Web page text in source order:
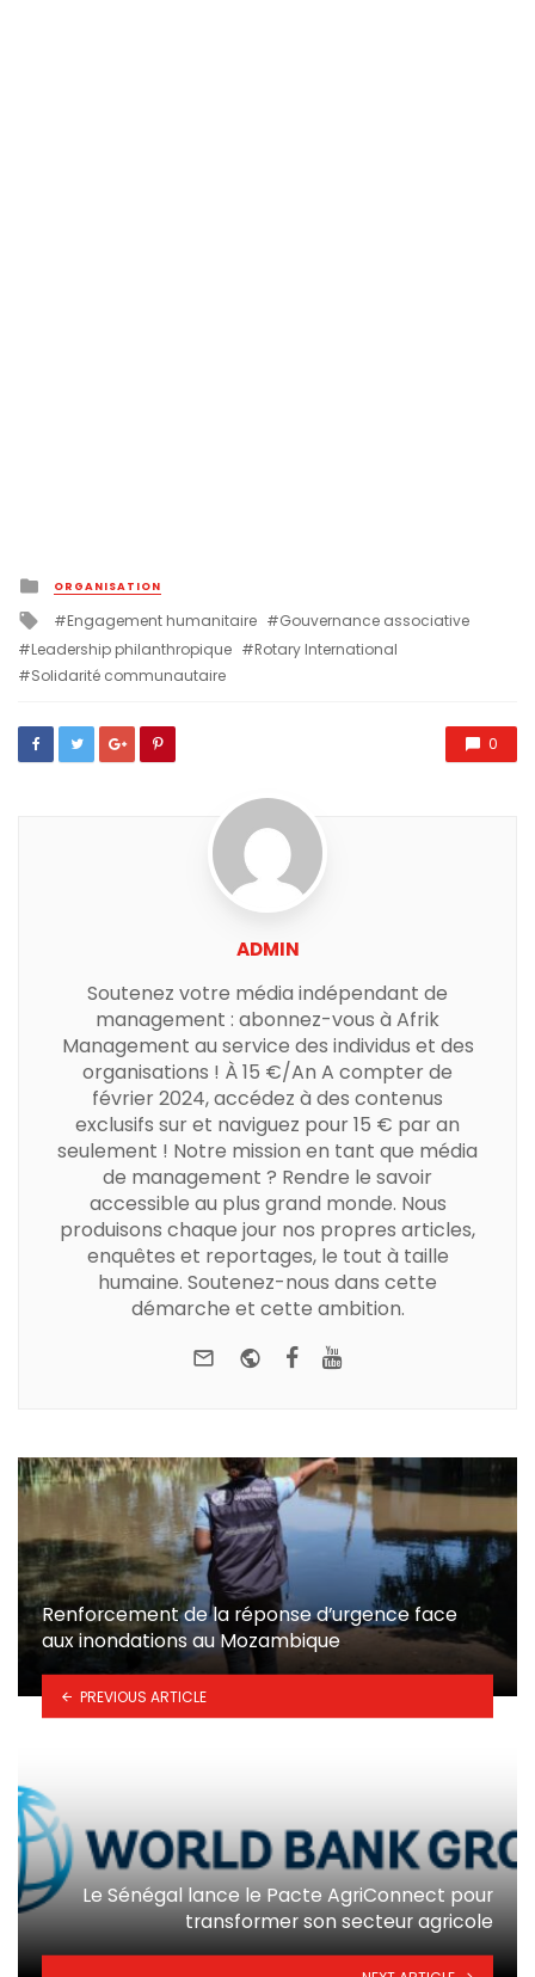
Posted
in
ORGANISATION
Tagged
with
Engagement humanitaire
Gouvernance associative
Leadership philanthropique
Rotary International
Solidarité communautaire
0
ADMIN
Soutenez votre média indépendant de
management : abonnez-vous à Afrik
Management au service des individus et des
organisations ! À 15 €/An A compter de
février 2024, accédez à des contenus
exclusifs sur et naviguez pour 15 € par an
seulement ! Notre mission en tant que média
de management ? Rendre le savoir
accessible au plus grand monde. Nous
produisons chaque jour nos propres articles,
enquêtes et reportages, le tout à taille
humaine. Soutenez-nous dans cette
démarche et cette ambition.
e-mailWebsiteFacebook
Renforcement de la réponse d’urgence face
aux inondations au Mozambique
PREVIOUS ARTICLE
Le Sénégal lance le Pacte AgriConnect pour
transformer son secteur agricole